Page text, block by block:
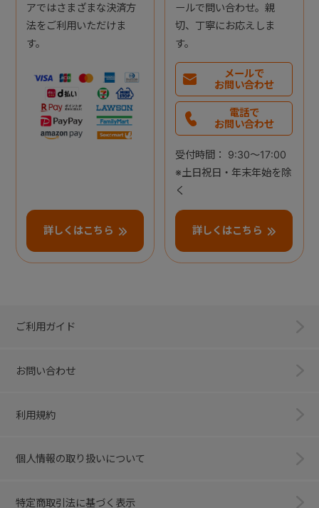
アではさまざまな決済方
法をご利用いただけま
す。
詳しくはこちら
ールで問い合わせ。親
切、丁寧にお応えしま
す。
メールで
お問い合わせ
電話で
お問い合わせ
受付時間： 9:30～17:00
※土日祝日・年末年始を除
く
詳しくはこちら
ご利用ガイド
お問い合わせ
利用規約
個人情報の取り扱いについて
特定商取引法に基づく表示